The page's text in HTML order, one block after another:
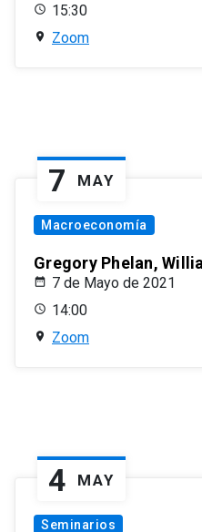
15:30
Zoom
7 MAY
Macroeconomía
Gregory Phelan,
7 de Mayo de 2021
14:00
Zoom
4 MAY
Seminarios